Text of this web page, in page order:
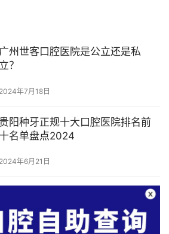
广州世客口腔医院是公立还是私
立？
2024年7月18日
贵阳种牙正规十大口腔医院排名前
十名单盘点2024
2024年6月21日